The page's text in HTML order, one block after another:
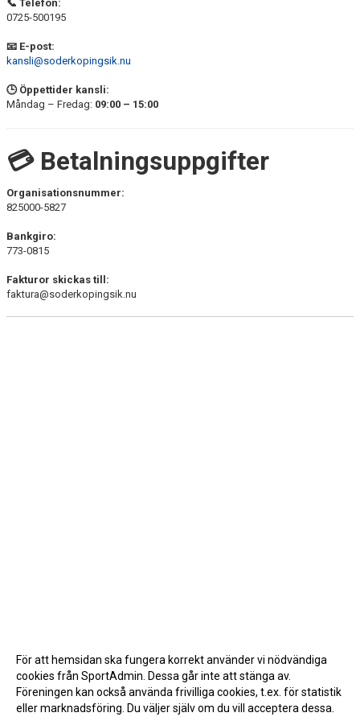
OM KLUBBEN
SPONSORER
STÖTTA SIK
📞 Telefon:
0725-500195
📧 E-post:
kansli@soderkopingsik.nu
🕒 Öppettider kansli:
Måndag – Fredag: 09:00 – 15:00
💳 Betalningsuppgifter
Organisationsnummer:
825000-5827
Bankgiro:
773-0815
Fakturor skickas till:
faktura@soderkopingsik.nu
För att hemsidan ska fungera korrekt använder vi nödvändiga
cookies från SportAdmin. Dessa går inte att stänga av.
Föreningen kan också använda frivilliga cookies, t.ex. för statistik
eller marknadsföring. Du väljer själv om du vill acceptera dessa.